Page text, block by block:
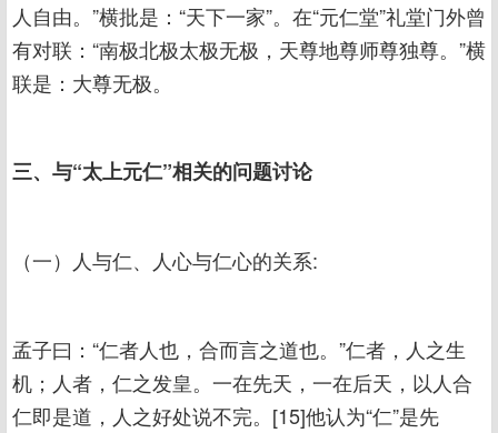
人自由。”横批是：“天下一家”。在“元仁堂”礼堂门外曾
有对联：“南极北极太极无极，天尊地尊师尊独尊。”横
联是：大尊无极。
三、与“太上元仁”相关的问题讨论
（一）人与仁、人心与仁心的关系:
孟子曰：“仁者人也，合而言之道也。”仁者，人之生
机；人者，仁之发皇。一在先天，一在后天，以人合
仁即是道，人之好处说不完。[15]他认为“仁”是先